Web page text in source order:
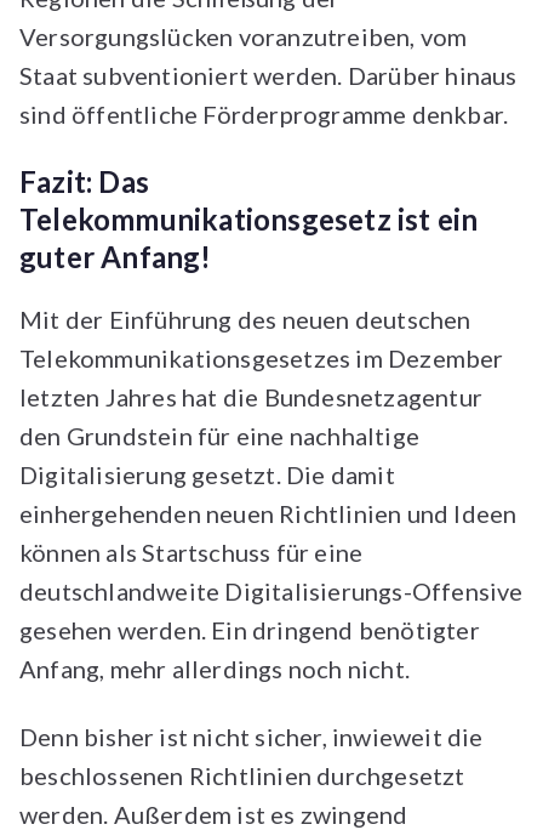
Versorgungslücken voranzutreiben, vom
Staat subventioniert werden. Darüber hinaus
sind öffentliche Förderprogramme denkbar.
Fazit: Das
Telekommunikationsgesetz ist ein
guter Anfang!
Mit der Einführung des neuen deutschen
Telekommunikationsgesetzes im Dezember
letzten Jahres hat die Bundesnetzagentur
den Grundstein für eine nachhaltige
Digitalisierung gesetzt. Die damit
einhergehenden neuen Richtlinien und Ideen
können als Startschuss für eine
deutschlandweite Digitalisierungs-Offensive
gesehen werden. Ein dringend benötigter
Anfang, mehr allerdings noch nicht.
Denn bisher ist nicht sicher, inwieweit die
beschlossenen Richtlinien durchgesetzt
werden. Außerdem ist es zwingend